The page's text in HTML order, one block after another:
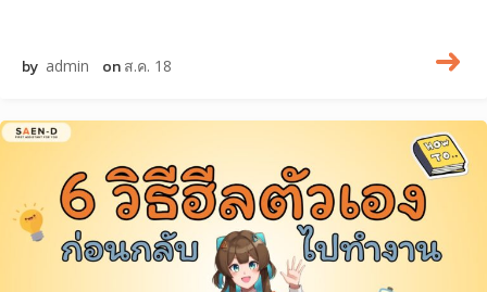
by admin on ส.ค. 18